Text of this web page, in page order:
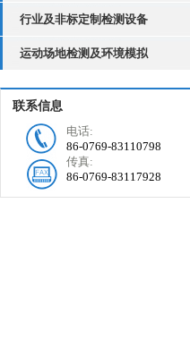
行业及非标定制检测设备
运动场地检测及环境模拟
联系信息
电话:
86-0769-83110798
传真:
86-0769-83117928